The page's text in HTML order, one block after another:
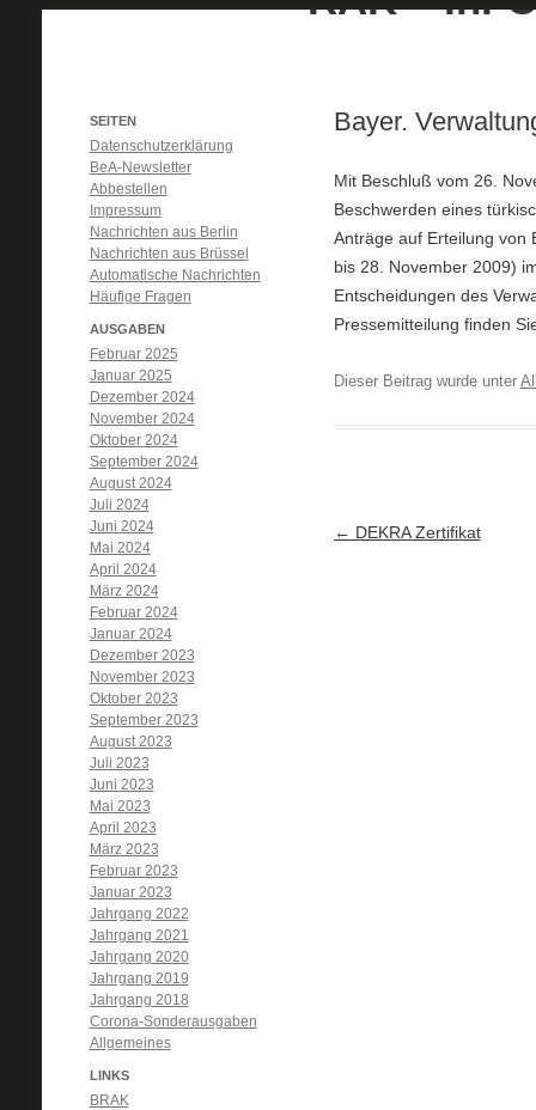
Bayer.
Mit Beschluß vom 26.
Beschwerden eines
Anträge auf Erteilung von
bis 28. November 2009)
Entscheidungen des
Pressemitteilung finden
Dieser Beitrag wurde unter
Artikel-Navigation
← DEKRA Zertifikat
SEITEN
Datenschutzerklärung
BeA-Newsletter
Abbestellen
Impressum
Nachrichten aus Berlin
Nachrichten aus Brüssel
Automatische Nachrichten
Häufige Fragen
AUSGABEN
Februar 2025
Januar 2025
Dezember 2024
November 2024
Oktober 2024
September 2024
August 2024
Juli 2024
Juni 2024
Mai 2024
April 2024
März 2024
Februar 2024
Januar 2024
Dezember 2023
November 2023
Oktober 2023
September 2023
August 2023
Juli 2023
Juni 2023
Mai 2023
April 2023
März 2023
Februar 2023
Januar 2023
Jahrgang 2022
Jahrgang 2021
Jahrgang 2020
Jahrgang 2019
Jahrgang 2018
Corona-Sonderausgaben
Allgemeines
LINKS
BRAK